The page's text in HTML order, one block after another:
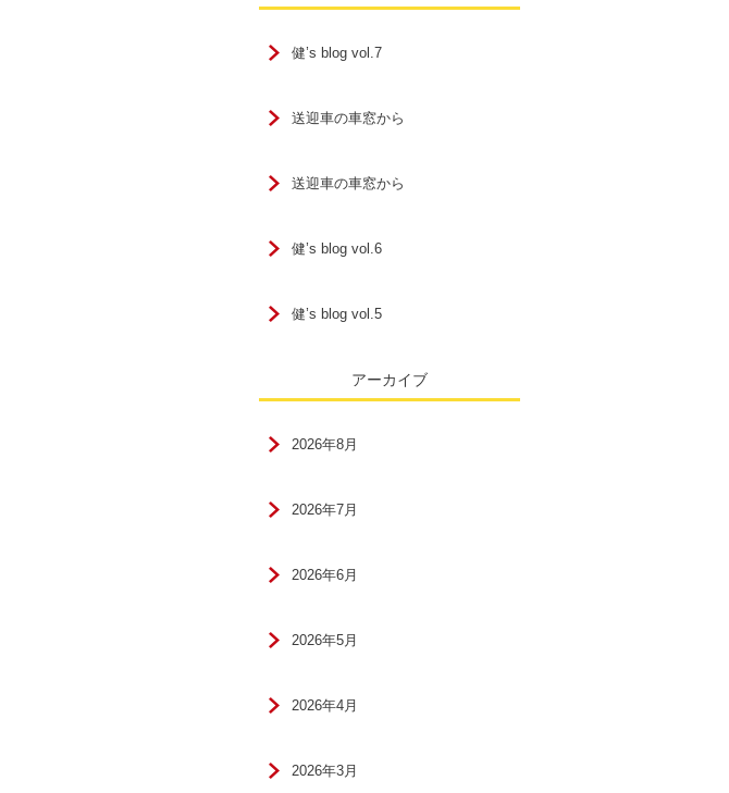
健’s blog vol.7
送迎車の車窓から
送迎車の車窓から
健’s blog vol.6
健’s blog vol.5
アーカイブ
2026年8月
2026年7月
2026年6月
2026年5月
2026年4月
2026年3月